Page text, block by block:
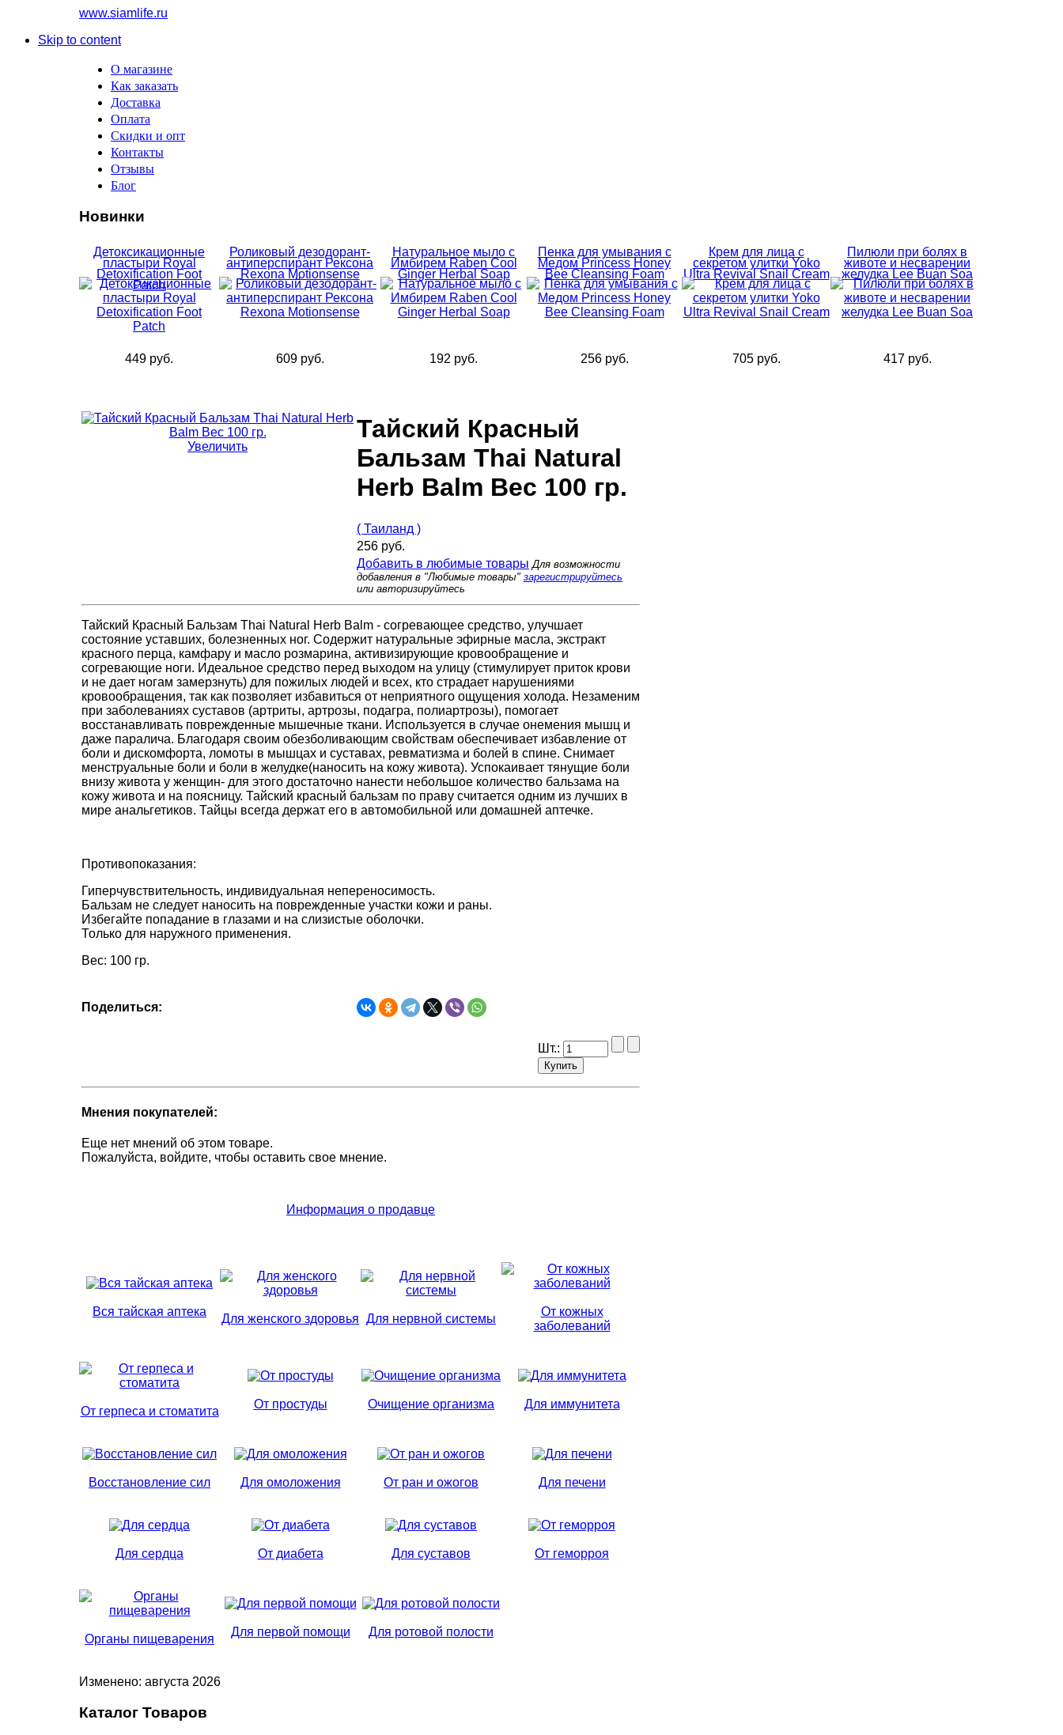
www.siamlife.ru
Skip to content
О магазине
Как заказать
Доставка
Оплата
Скидки и опт
Контакты
Отзывы
Блог
Новинки
Детоксикационные
пластыри Royal
Detoxification Foot
Patch
449 руб.
Роликовый дезодорант-
антиперспирант Рексона
Rexona Motionsense
609 руб.
Натуральное мыло с
Имбирем Raben Cool
Ginger Herbal Soap
192 руб.
Пенка для умывания с
Медом Princess Honey
Bee Cleansing Foam
256 руб.
Крем для лица с
секретом улитки Yoko
Ultra Revival Snail Cream
705 руб.
Пилюли при болях в
животе и несварении
желудка Lee Buan Soa
417 руб.
Увеличить
Тайский Красный
Бальзам Thai Natural
Herb Balm Вес 100 гр.
( Таиланд )
256 руб.
Добавить в любимые товары Для возможности
добавления в "Любимые товары" зарегистрируйтесь
или авторизируйтесь
Тайский Красный Бальзам Thai Natural Herb Balm - согревающее средство, улучшает
состояние уставших, болезненных ног. Содержит натуральные эфирные масла, экстракт
красного перца, камфару и масло розмарина, активизирующие кровообращение и
согревающие ноги. Идеальное средство перед выходом на улицу (стимулирует приток крови
и не дает ногам замерзнуть) для пожилых людей и всех, кто страдает нарушениями
кровообращения, так как позволяет избавиться от неприятного ощущения холода. Незаменим
при заболеваниях суставов (артриты, артрозы, подагра, полиартрозы), помогает
восстанавливать поврежденные мышечные ткани. Используется в случае онемения мышц и
даже паралича. Благодаря своим обезболивающим свойствам обеспечивает избавление от
боли и дискомфорта, ломоты в мышцах и суставах, ревматизма и болей в спине. Снимает
менструальные боли и боли в желудке(наносить на кожу живота). Успокаивает тянущие боли
внизу живота у женщин- для этого достаточно нанести небольшое количество бальзама на
кожу живота и на поясницу. Тайский красный бальзам по праву считается одним из лучших в
мире анальгетиков. Тайцы всегда держат его в автомобильной или домашней аптечке.
Противопоказания:
Гиперчувствительность, индивидуальная непереносимость.
Бальзам не следует наносить на поврежденные участки кожи и раны.
Избегайте попадание в глазами и на слизистые оболочки.
Только для наружного применения.
Вес: 100 гр.
Поделиться:
Шт.:
Мнения покупателей:
Еще нет мнений об этом товаре.
Пожалуйста, войдите, чтобы оставить свое мнение.
Информация о продавце
Вся тайская аптека
Для женского здоровья Для нервной системы
От кожных
заболеваний
От герпеса и стоматита
От простуды Очищение организма Для иммунитета
Восстановление сил Для омоложения От ран и ожогов Для печени
Для сердца От диабета Для суставов От геморроя
Органы пищеварения
Для первой помощи Для ротовой полости
Изменено: августа 2026
Каталог Товаров